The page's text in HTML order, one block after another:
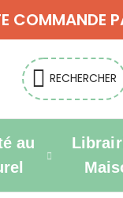
COMMANDE
RECHERCHER
au